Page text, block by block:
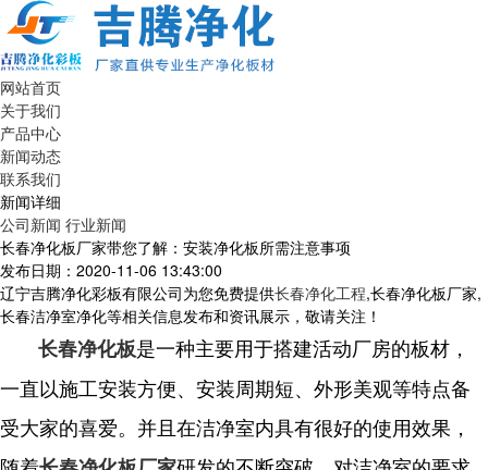
网站首页
关于我们
产品中心
新闻动态
联系我们
新闻详细
公司新闻 行业新闻
长春净化板厂家带您了解：安装净化板所需注意事项
发布日期：2020-11-06 13:43:00
辽宁吉腾净化彩板有限公司为您免费提供长春净化工程,长春净化板厂家,
长春洁净室净化等相关信息发布和资讯展示，敬请关注！
长春净化板是一种主要用于搭建活动厂房的板材，
一直以施工安装方便、安装周期短、外形美观等特点备
受大家的喜爱。并且在洁净室内具有很好的使用效果，